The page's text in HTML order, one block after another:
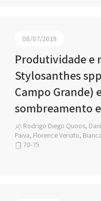
08/07/2019
Produtividade e
Stylosanthes
Campo Grande)
sombreamento
Rodrigo Diego Quoos,
Paiva, Florence Veriato,
70-75